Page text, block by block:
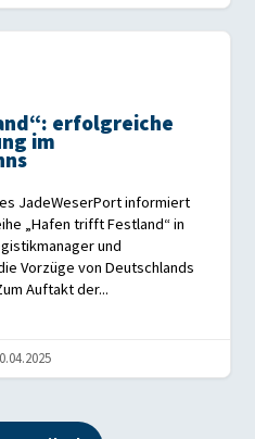
erfolgreiche
im
JadeWeserPort informiert
„Hafen trifft Festland“ in
und
Vorzüge von Deutschlands
Auftakt der...